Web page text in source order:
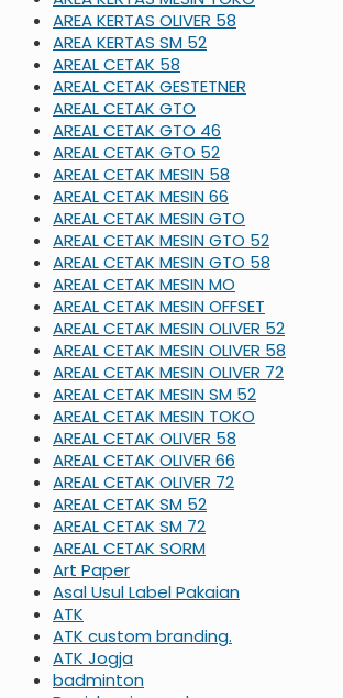
AREA KERTAS OLIVER 58
AREA KERTAS SM 52
AREAL CETAK 58
AREAL CETAK GESTETNER
AREAL CETAK GTO
AREAL CETAK GTO 46
AREAL CETAK GTO 52
AREAL CETAK MESIN 58
AREAL CETAK MESIN 66
AREAL CETAK MESIN GTO
AREAL CETAK MESIN GTO 52
AREAL CETAK MESIN GTO 58
AREAL CETAK MESIN MO
AREAL CETAK MESIN OFFSET
AREAL CETAK MESIN OLIVER 52
AREAL CETAK MESIN OLIVER 58
AREAL CETAK MESIN OLIVER 72
AREAL CETAK MESIN SM 52
AREAL CETAK MESIN TOKO
AREAL CETAK OLIVER 58
AREAL CETAK OLIVER 66
AREAL CETAK OLIVER 72
AREAL CETAK SM 52
AREAL CETAK SM 72
AREAL CETAK SORM
Art Paper
Asal Usul Label Pakaian
ATK
ATK custom branding.
ATK Jogja
badminton